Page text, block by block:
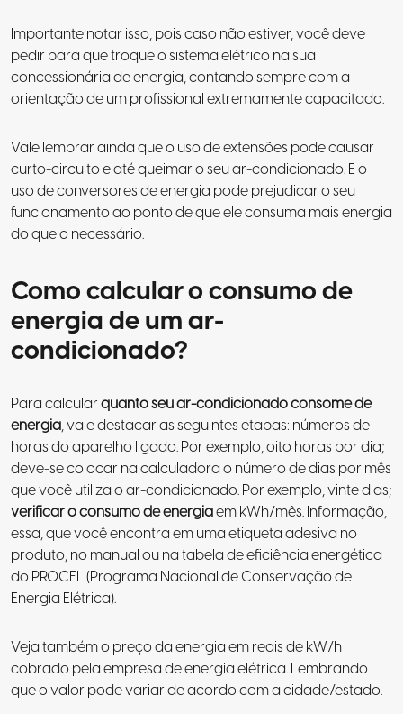
Importante notar isso, pois caso não estiver, você deve
pedir para que troque o sistema elétrico na sua
concessionária de energia, contando sempre com a
orientação de um profissional extremamente capacitado.
Vale lembrar ainda que o uso de extensões pode causar
curto-circuito e até queimar o seu ar-condicionado. E o
uso de conversores de energia pode prejudicar o seu
funcionamento ao ponto de que ele consuma mais energia
do que o necessário.
Como calcular o consumo de
energia de um ar-
condicionado?
Para calcularquanto seu ar-condicionado consome de
energia, vale destacar as seguintes etapas: números de
horas do aparelho ligado. Por exemplo, oito horas por dia;
deve-se colocar na calculadora o número de dias por mês
que você utiliza o ar-condicionado. Por exemplo, vinte dias;
verificar o consumo de energiaem kWh/mês. Informação,
essa, que você encontra em uma etiqueta adesiva no
produto, no manual ou na tabela de eficiência energética
do PROCEL (Programa Nacional de Conservação de
Energia Elétrica).
Veja também o preço da energia em reais de kW/h
cobrado pela empresa de energia elétrica. Lembrando
que o valor pode variar de acordo com a cidade/estado.